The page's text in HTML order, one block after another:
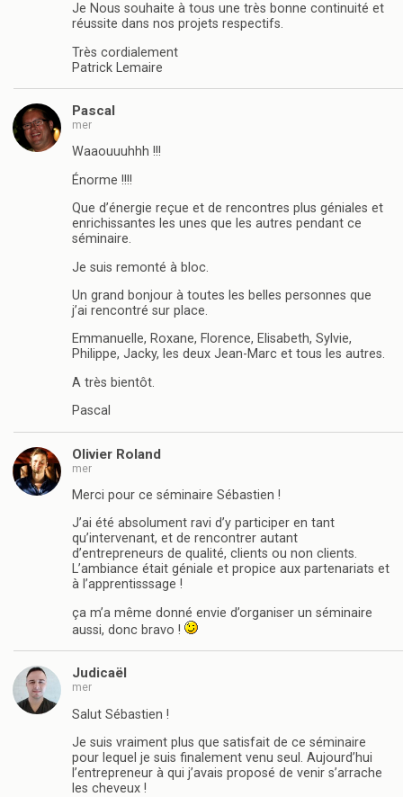
Je Nous souhaite à tous une très bonne continuité et
réussite dans nos projets respectifs.
Très cordialement
Patrick Lemaire
Pascal
mer
Waaouuuhhh !!!
Énorme !!!!
Que d’énergie reçue et de rencontres plus géniales et
enrichissantes les unes que les autres pendant ce
séminaire.
Je suis remonté à bloc.
Un grand bonjour à toutes les belles personnes que
j’ai rencontré sur place.
Emmanuelle, Roxane, Florence, Elisabeth, Sylvie,
Philippe, Jacky, les deux Jean-Marc et tous les autres.
A très bientôt.
Pascal
Olivier Roland
mer
Merci pour ce séminaire Sébastien !
J’ai été absolument ravi d’y participer en tant
qu’intervenant, et de rencontrer autant
d’entrepreneurs de qualité, clients ou non clients.
L’ambiance était géniale et propice aux partenariats et
à l’apprentisssage !
ça m’a même donné envie d’organiser un séminaire
aussi, donc bravo !
Judicaël
mer
Salut Sébastien !
Je suis vraiment plus que satisfait de ce séminaire
pour lequel je suis finalement venu seul. Aujourd’hui
l’entrepreneur à qui j’avais proposé de venir s’arrache
les cheveux !